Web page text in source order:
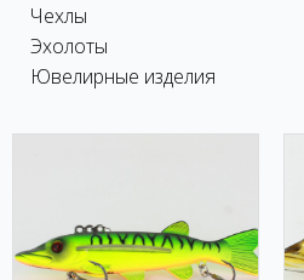
Чехлы
Эхолоты
Ювелирные изделия